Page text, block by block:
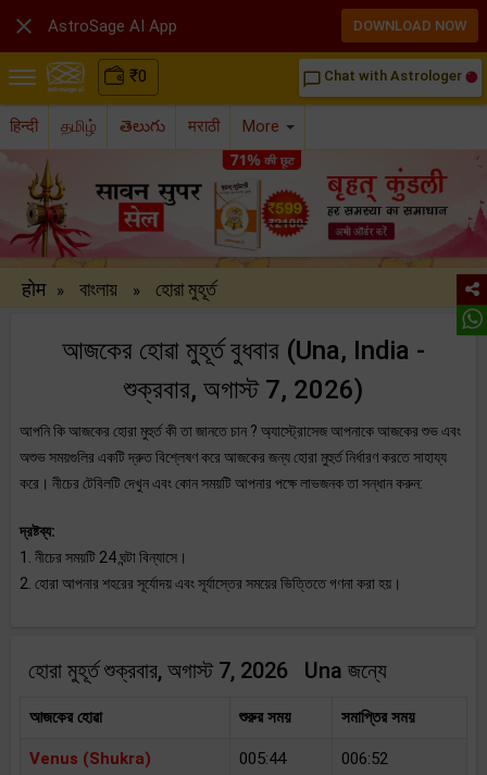
₹0 chat_bubble_outline Chat with Astrologer
हिन्दी தமிழ் తెలుగు मराठी More
होम » বাংলায় » হোরা মুহূর্ত
আজকের হোৱা মুহূর্ত বুধবার (Una, India -
শুক্রবার, অগাস্ট 7, 2026)
আপনি কি আজকের হোরা মুহুর্ত কী তা জানতে চান ? অ্যাস্ট্রোসেজ আপনাকে আজকের শুভ এবং
অশুভ সময়গুলির একটি দ্রুত বিশ্লেষণ করে আজকের জন্য হোরা মুহুর্ত নির্ধারণ করতে সাহায্য
করে। নীচের টেবিলটি দেখুন এবং কোন সময়টি আপনার পক্ষে লাভজনক তা সন্ধান করুন:
দ্রষ্টব্য:
1. নীচের সময়টি 24 ঘন্টা বিন্যাসে।
2. হোরা আপনার শহরের সূর্যোদয় এবং সূর্যাস্তের সময়ের ভিত্তিতে গণনা করা হয়।
হোরা মুহূর্ত শুক্রবার, অগাস্ট 7, 2026 Una জন্যে
আজকের হোৱা শুরুর সময় সমাপ্তির সময়
Venus (Shukra) 005:44 006:52
 AstroSage AI App DOWNLOAD NOW